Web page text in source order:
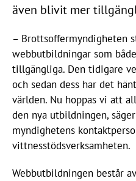
även blivit mer
– Brottsoffermyndigheten
webbutbildningar som
tillgängliga. Den tidigare
och sedan dess har det
världen. Nu hoppas vi att
den nya utbildningen,
myndighetens
vittnesstödsverksamheten.
Webbutbildningen består